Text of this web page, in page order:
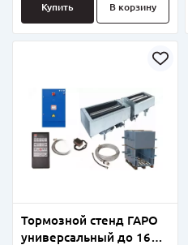
Купить В корзину
Тормозной стенд ГАРО
универсальный до 16